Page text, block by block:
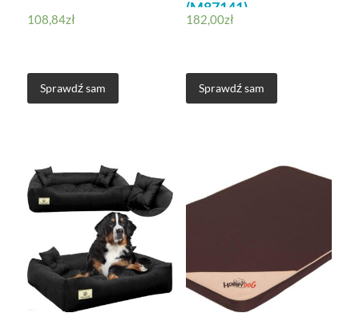
108,84zł
Sprawdź sam
(M87141)
182,00zł
Sprawdź sam